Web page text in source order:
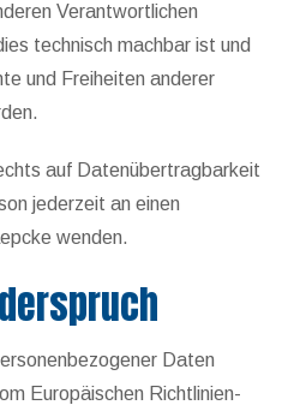
Verantwortlichen
technisch machbar ist und
und Freiheiten anderer
auf Datenübertragbarkeit
jederzeit an einen
wenden.
Daten
Europäischen Richtlinien-